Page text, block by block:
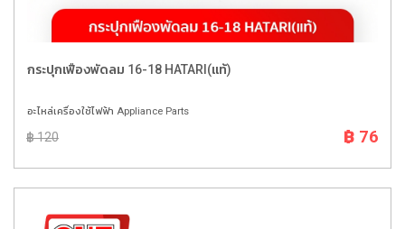
กระปุกเฟืองพัดลม 16-18 HATARI(แท้)
อะไหล่เครื่องใช้ไฟฟ้า Appliance Parts
฿ 120 ฿ 76